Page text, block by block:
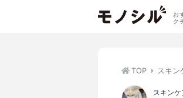
お
ク
TOP スキン
スキンケ